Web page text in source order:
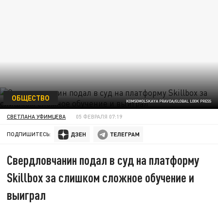
KOMSOMOLSKAYA PRAVDA/GLOBAL LOOK PRESS
ОБЩЕСТВО
СВЕТЛАНА УФИМЦЕВА 05 ФЕВРАЛЯ 07:19
ПОДПИШИТЕСЬ:
Свердловчанин подал в суд на платформу
Skillbox за слишком сложное обучение и
выиграл